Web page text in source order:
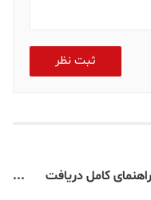
ثبت نظر
کامل دریافت